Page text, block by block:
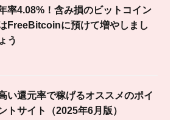
率4.08%！含み損のビットコイン
FreeBitcoinに預けて増やしまし
ょう
い還元率で稼げるオススメのポイ
トサイト（2025年6月版）